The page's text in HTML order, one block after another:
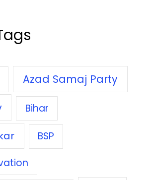
Azad Samaj Party
Bihar
BSP